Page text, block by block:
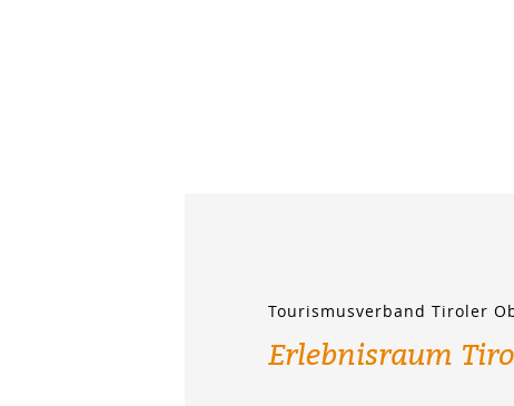
Tourismusverband Tiroler
Erlebnisraum